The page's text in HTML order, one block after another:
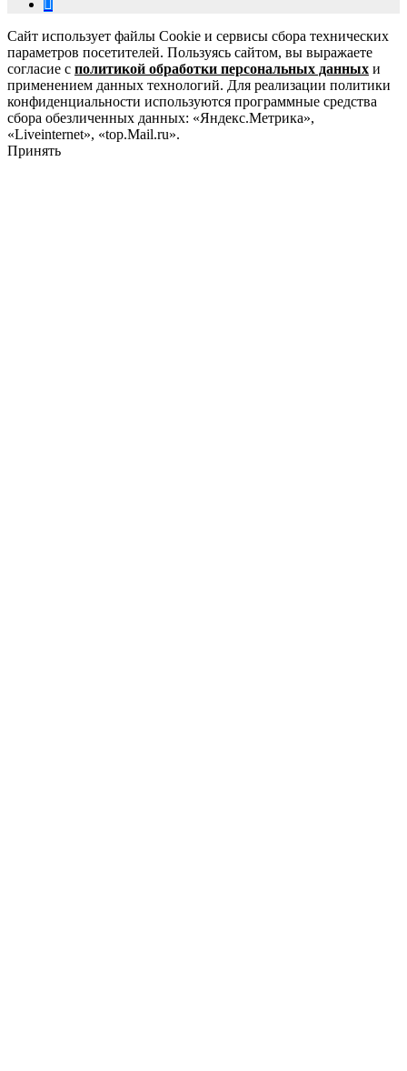
Сайт использует файлы Cookie и сервисы сбора технических
параметров посетителей. Пользуясь сайтом, вы выражаете
согласие с политикой обработки персональных данных и
применением данных технологий. Для реализации политики
конфиденциальности используются программные средства
сбора обезличенных данных: «Яндекс.Метрика»,
«Liveinternet», «top.Mail.ru».
Принять